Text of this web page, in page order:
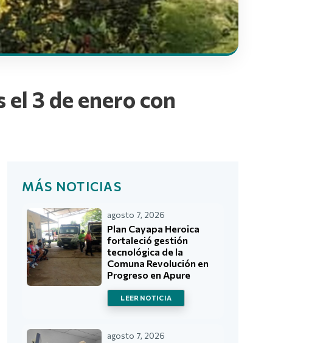
3 de enero con
MÁS NOTICIAS
agosto 7, 2026
Plan Cayapa Heroica
fortaleció gestión
tecnológica de la
Comuna Revolución en
Progreso en Apure
LEER NOTICIA
agosto 7, 2026